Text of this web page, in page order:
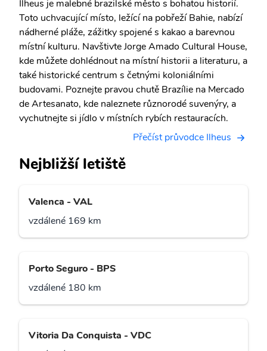
Ilheus je malebné brazilské město s bohatou historií.
Toto uchvacující místo, ležící na pobřeží Bahie, nabízí
nádherné pláže, zážitky spojené s kakao a barevnou
místní kulturu. Navštivte Jorge Amado Cultural House,
kde můžete dohlédnout na místní historii a literaturu, a
také historické centrum s četnými koloniálními
budovami. Poznejte pravou chutě Brazílie na Mercado
de Artesanato, kde naleznete různorodé suvenýry, a
vychutnejte si jídlo v místních rybích restauracích.
Přečíst průvodce Ilheus
Nejbližší letiště
Valenca - VAL
vzdálené 169 km
Porto Seguro - BPS
vzdálené 180 km
Vitoria Da Conquista - VDC